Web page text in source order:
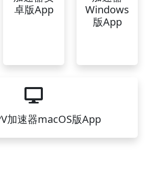
卓版App
Windows
版App
加速器macOS版App